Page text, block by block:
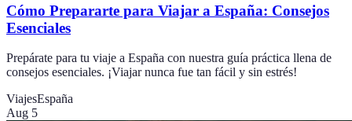
Cómo Prepararte para Viajar a España: Consejos
Esenciales
Prepárate para tu viaje a España con nuestra guía práctica llena de
consejos esenciales. ¡Viajar nunca fue tan fácil y sin estrés!
ViajesEspaña
Aug 5